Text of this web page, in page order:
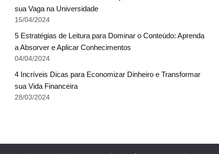
sua Vaga na Universidade
15/04/2024
5 Estratégias de Leitura para Dominar o Conteúdo: Aprenda
a Absorver e Aplicar Conhecimentos
04/04/2024
4 Incríveis Dicas para Economizar Dinheiro e Transformar
sua Vida Financeira
28/03/2024
Fale conosco Glossário do Sucesso